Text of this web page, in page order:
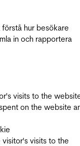
hur besökare
in och rapportera
visits to the
on the website
visits to the